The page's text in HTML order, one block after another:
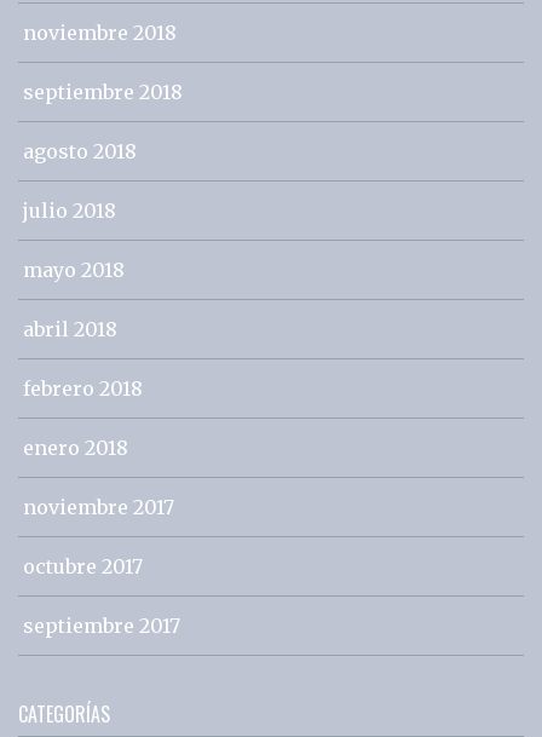
noviembre 2018
septiembre 2018
agosto 2018
julio 2018
mayo 2018
abril 2018
febrero 2018
enero 2018
noviembre 2017
octubre 2017
septiembre 2017
CATEGORÍAS